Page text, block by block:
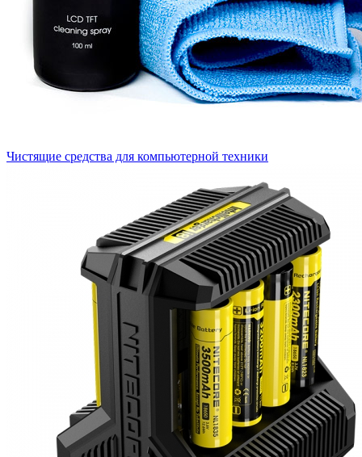
Чистящие средства для компьютерной техники